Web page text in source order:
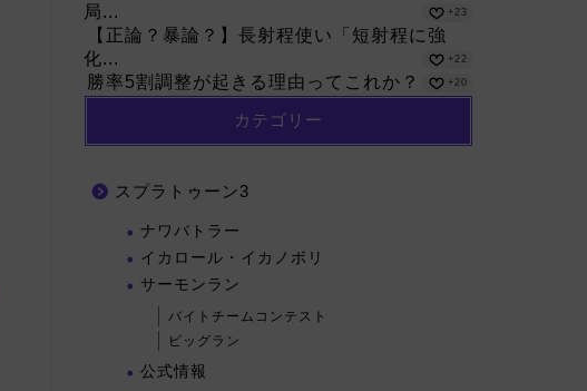
局...
+23
【正論？暴論？】長射程使い「短射程に強
化...
+22
勝率5割調整が起きる理由ってこれか？ +20
カテゴリー
スプラトゥーン3
ナワバトラー
イカロール・イカノボリ
サーモンラン
バイトチームコンテスト
ビッグラン
公式情報